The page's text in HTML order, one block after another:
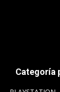
Categoría